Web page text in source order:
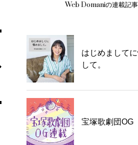
Web Domaniの連載記事
はじめまして
して。
宝塚歌劇団OG